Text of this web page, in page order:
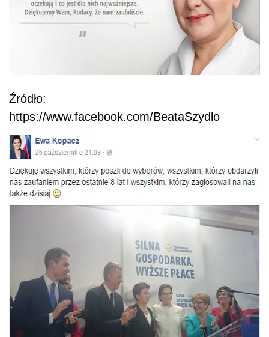
Źródło:
https://www.facebook.com/BeataSzydlo